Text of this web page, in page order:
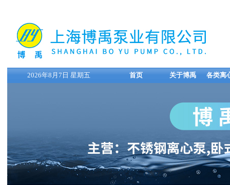
2026年8月7日 星期五 首页 关于博禹 各类离